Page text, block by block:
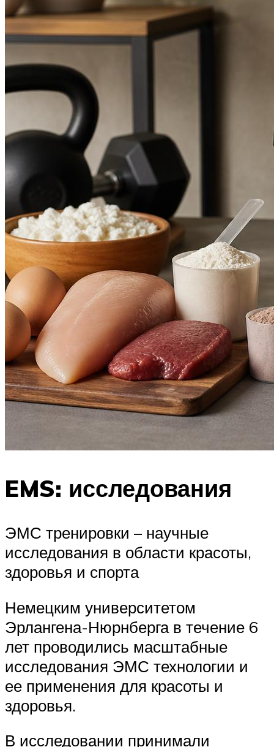
EMS: исследования
ЭМС тренировки – научные
исследования в области красоты,
здоровья и спорта
Немецким университетом
Эрлангена-Нюрнберга в течение 6
лет проводились масштабные
исследования ЭМС технологии и
ее применения для красоты и
здоровья.
В исследовании принимали